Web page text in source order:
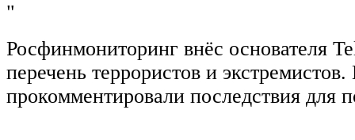
"
Росфинмониторинг внёс основателя
перечень террористов и
прокомментировали последствия для